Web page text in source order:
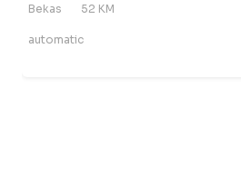
Bekas 52 KM
automatic